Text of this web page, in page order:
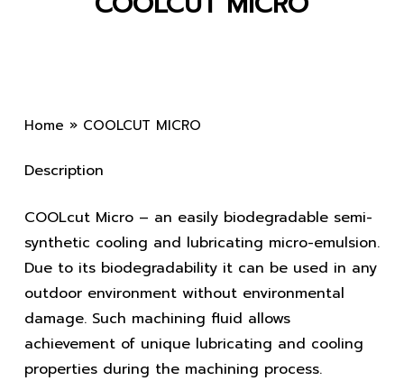
Home » COOLCUT MICRO
Description
COOLcut Micro – an easily biodegradable semi-
synthetic cooling and lubricating micro-emulsion.
Due to its biodegradability it can be used in any
outdoor environment without environmental
damage. Such machining fluid allows
achievement of unique lubricating and cooling
properties during the machining process.